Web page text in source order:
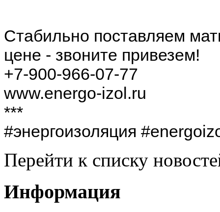
Стабильно поставляем
цене - звоните привезем!
+7-900-966-07-77
www.energo-izol.ru
***
#энергоизоляция
Перейти к списку
Информация